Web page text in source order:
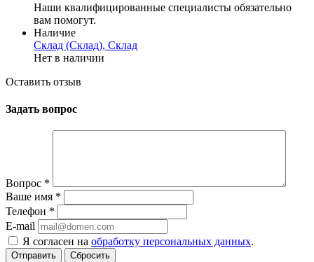
Наши квалифицированные специалисты обязательно
вам помогут.
Наличие
Склад (Склад), Склад
Нет в наличии
Оставить отзыв
Задать вопрос
Вопрос *
Ваше имя *
Телефон *
E-mail
Я согласен на обработку персональных данных.
Сбросить